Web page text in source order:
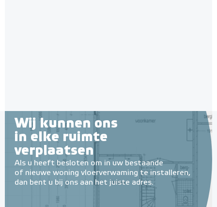
Wij kunnen ons
in elke ruimte
verplaatsen
Als u heeft besloten om in uw bestaande
of nieuwe woning vloerverwaming te installeren,
dan bent u bij ons aan het juiste adres.